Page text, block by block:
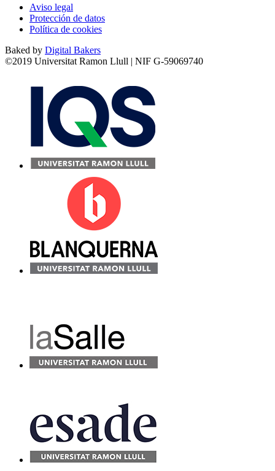
Aviso legal
Protección de datos
Política de cookies
Baked by Digital Bakers
©2019 Universitat Ramon Llull | NIF G-59069740